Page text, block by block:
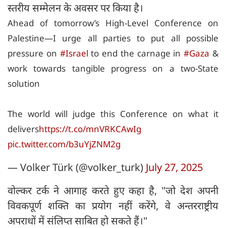
स्तरीय सम्मेलन के अवसर पर किया है।
Ahead of tomorrow’s High-Level Conference on
Palestine—I urge all parties to put all possible
pressure on #Israel to end the carnage in#Gaza &
work towards tangible progress on a two-State
solution
The world will judge this Conference on what it
delivershttps://t.co/mnVRKCAwIg
pic.twitter.com/b3uYjZNM2g
— Volker Türk (@volker_turk) July 27, 2025
वोल्कर टर्क ने आगाह करते हुए कहा है, "जो देश अपनी
विवकपूर्ण शक्ति का प्रयोग नहीं करेंगे, वे अन्तरराष्ट्रीय
अपराधों में संलिप्त साबित हो सकते हैं।"